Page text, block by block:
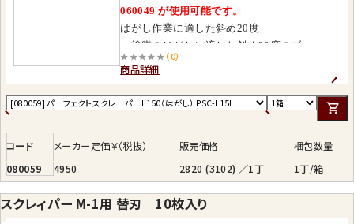
060049 が使用可能です。
はがし作業に適した斜め20度
・塗膜のはがしに適した斜め20度のブ
レード取り付け角
止ストッパー付
★★★★★ （0）
商品詳細
コード メーカー定価￥（税抜） 販売価格
梱包数量
080059
4950 2820 (3102) ／1丁 1丁/箱
スクレィパー M-1用 替刃 10枚入り